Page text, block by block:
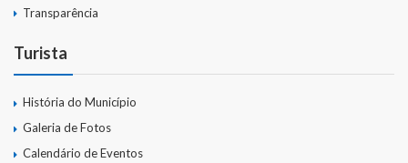
Transparência
Turista
História do Município
Galeria de Fotos
Calendário de Eventos